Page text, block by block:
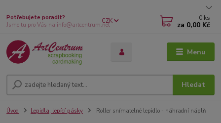
Menu
CZK
Hledat
Potřebujete poradit?
Jsme tu pro Vás na info@artcentrum.net
0 ks
za 0,00 Kč
Úvod Lepidla, lepící pásky Roller snímatelné lepidlo - náhradní náplň